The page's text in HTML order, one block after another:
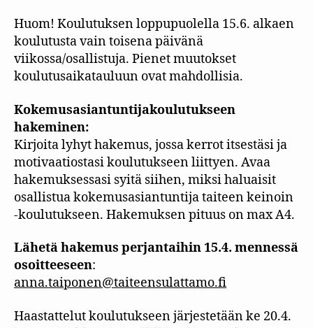
Huom! Koulutuksen loppupuolella 15.6. alkaen
koulutusta vain toisena päivänä
viikossa/osallistuja. Pienet muutokset
koulutusaikatauluun ovat mahdollisia.
Kokemusasiantuntijakoulutukseen
hakeminen:
Kirjoita lyhyt hakemus, jossa kerrot itsestäsi ja
motivaatiostasi koulutukseen liittyen. Avaa
hakemuksessasi syitä siihen, miksi haluaisit
osallistua kokemusasiantuntija taiteen keinoin
-koulutukseen. Hakemuksen pituus on max A4.
Lähetä hakemus perjantaihin 15.4. mennessä
osoitteeseen:
anna.taiponen@taiteensulattamo.fi
Haastattelut koulutukseen järjestetään ke 20.4.